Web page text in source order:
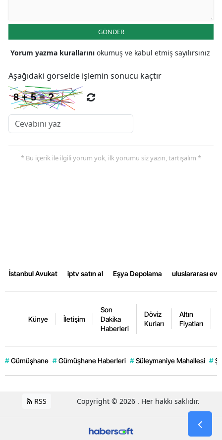
GÖNDER
Yorum yazma kurallarını okumuş ve kabul etmiş sayılırsınız
Aşağıdaki görselde işlemin sonucu kaçtır
* Bu içerik ile ilgili yorum yok, ilk yorumu siz yazın, tartışalım *
İstanbul Avukat iptv satın al Eşya Depolama uluslararası
Künye İletişim
Son
Dakika
Haberleri
Döviz
Kurları
Altın
Fiyatları
# Gümüşhane # Gümüşhane Haberleri # Süleymaniye Mahallesi #
RSS Copyright © 2026 . Her hakkı saklıdır.